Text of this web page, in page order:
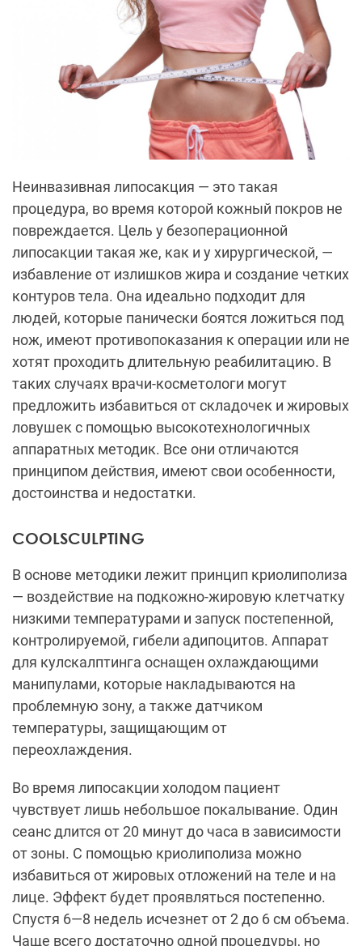
Неинвазивная липосакция — это такая
процедура, во время которой кожный покров не
повреждается. Цель у безоперационной
липосакции такая же, как и у хирургической, —
избавление от излишков жира и создание четких
контуров тела. Она идеально подходит для
людей, которые панически боятся ложиться под
нож, имеют противопоказания к операции или не
хотят проходить длительную реабилитацию. В
таких случаях врачи-косметологи могут
предложить избавиться от складочек и жировых
ловушек с помощью высокотехнологичных
аппаратных методик. Все они отличаются
принципом действия, имеют свои особенности,
достоинства и недостатки.
COOLSCULPTING
В основе методики лежит принцип криолиполиза
— воздействие на подкожно-жировую клетчатку
низкими температурами и запуск постепенной,
контролируемой, гибели адипоцитов. Аппарат
для кулскалптинга оснащен охлаждающими
манипулами, которые накладываются на
проблемную зону, а также датчиком
температуры, защищающим от
переохлаждения.
Во время липосакции холодом пациент
чувствует лишь небольшое покалывание. Один
сеанс длится от 20 минут до часа в зависимости
от зоны. С помощью криолиполиза можно
избавиться от жировых отложений на теле и на
лице. Эффект будет проявляться постепенно.
Спустя 6—8 недель исчезнет от 2 до 6 см объема.
Чаще всего достаточно одной процедуры, но